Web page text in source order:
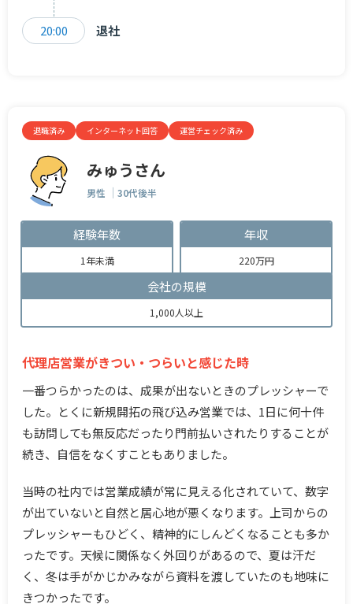
20:00 退社
退職済み インターネット回答 運営チェック済み
みゅうさん
男性 30代後半
経験年数
1年未満
年収
220万円
会社の規模
1,000人以上
代理店営業がきつい・つらいと感じた時
一番つらかったのは、成果が出ないときのプレッシャーで
した。とくに新規開拓の飛び込み営業では、1日に何十件
も訪問しても無反応だったり門前払いされたりすることが
続き、自信をなくすこともありました。
当時の社内では営業成績が常に見える化されていて、数字
が出ていないと自然と居心地が悪くなります。上司からの
プレッシャーもひどく、精神的にしんどくなることも多か
ったです。天候に関係なく外回りがあるので、夏は汗だ
く、冬は手がかじかみながら資料を渡していたのも地味に
きつかったです。